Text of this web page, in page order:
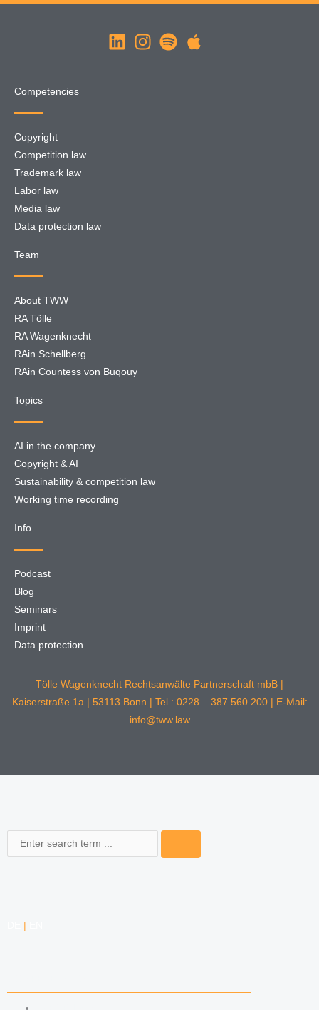
Competencies
Copyright
Competition law
Trademark law
Labor law
Media law
Data protection law
Team
About TWW
RA Tölle
RA Wagenknecht
RAin Schellberg
RAin Countess von Buqouy
Topics
AI in the company
Copyright & AI
Sustainability & competition law
Working time recording
Info
Podcast
Blog
Seminars
Imprint
Data protection
Tölle Wagenknecht Rechtsanwälte Partnerschaft mbB |
Kaiserstraße 1a | 53113 Bonn | Tel.: 0228 – 387 560 200 | E-Mail:
info@tww.law
Search